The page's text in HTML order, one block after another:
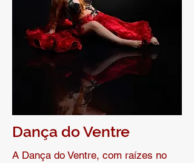
Dança do Ventre
A Dança do Ventre, com raízes no